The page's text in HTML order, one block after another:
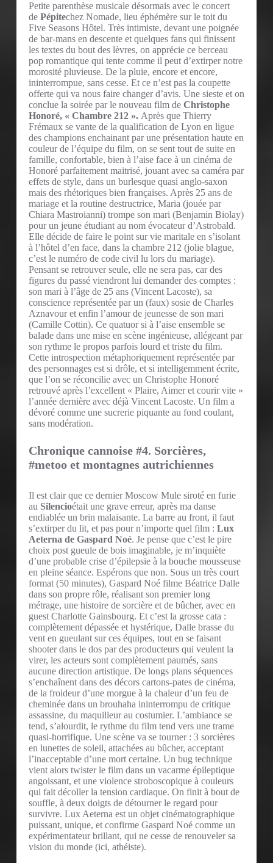
Petite parenthèse musicale désormais avec le concert
de Pépitechez Nomade, lieu éphémère sur le toit du
Five Seasons Hôtel. Très intimiste, devant une poignée
de bar-mans en descente et quelques fans qui finissent
les textes du bout des lèvres, on apprécie ce berceau
pop romantique qui tente comme il peut d’extirper notre
morosité pluvieuse. De la pluie, encore et encore,
ininterrompue, sans cesse. Et ce n’est pas la coupette
offerte qui va nous faire changer d’avis. Une sieste et on
conclue la soirée par le nouveau film de Christophe
Honoré, « Chambre 212 ». Après que Thierry
Frémaux se vante de la qualification de Lyon en ligue
des champions enchainant par une présentation haute en
couleur de l’équipe du film, on se sent tout de suite en
famille, confortable, bien à l’aise face à un cinéma de
Honoré parfaitement maitrisé, jouant avec sa caméra par
effets de style, dans un burlesque quasi anglo-saxon
mais des rhétoriques bien françaises. Après 25 ans de
mariage et la routine destructrice, Maria (jouée par
Chiara Mastroianni) trompe son mari (Benjamin Biolay)
pour un jeune étudiant au nom évocateur d’Astrobald.
Elle décide de faire le point sur vie maritale en s’isolant
à l’hôtel d’en face, dans la chambre 212 (jolie blague,
c’est le numéro de code civil lu lors du mariage).
Pensant se retrouver seule, elle ne sera pas, car des
figures du passé viendront lui demander des comptes :
son mari à l’âge de 25 ans (Vincent Lacoste), sa
conscience représentée par un (faux) sosie de Charles
Aznavour et enfin l’amour de jeunesse de son mari
(Camille Cottin). Ce quatuor si à l’aise ensemble se
balade dans une mise en scène ingénieuse, allégeant par
son rythme le propos parfois lourd et triste du film.
Cette introspection métaphoriquement représentée par
des personnages est si drôle, et si intelligemment écrite,
que l’on se réconcilie avec un Christophe Honoré
retrouvé après l’excellent « Plaire, Aimer et courir vite »
l’année dernière avec déjà Vincent Lacoste. Un film a
dévoré comme une sucrerie piquante au fond coulant,
sans modération.
Chronique cannoise #4. Sorcières,
#metoo et montagnes autrichiennes
Il est clair que ce dernier Moscow Mule siroté en furie
au Silencioétait une grave erreur, après ma danse
endiablée un brin malaisante. La barre au front, il faut
s’extirper du lit, et pas pour n’importe quel film : Lux
Aeterna de Gaspard Noé. Je pense que c’est le pire
choix post gueule de bois imaginable, je m’inquiète
d’une probable crise d’épilepsie à la bouche mousseuse
en pleine séance. Espérons que non. Sous un très court
format (50 minutes), Gaspard Noé filme Béatrice Dalle
dans son propre rôle, réalisant son premier long
métrage, une histoire de sorcière et de bûcher, avec en
guest Charlotte Gainsbourg. Et c’est la grosse cata :
complètement dépassée et hystérique, Dalle brasse du
vent en gueulant sur ces équipes, tout en se faisant
shooter dans le dos par des producteurs qui veulent la
virer, les acteurs sont complètement paumés, sans
aucune direction artistique. De longs plans séquences
s’enchaînent dans des décors cartons-pates de cinéma,
de la froideur d’une morgue à la chaleur d’un feu de
cheminée dans un brouhaha ininterrompu de critique
assassine, du maquilleur au costumier. L’ambiance se
tend, s’alourdit, le rythme du film tend vers une trame
quasi-horrifique. Une scène va se tourner : 3 sorcières
en lunettes de soleil, attachées au bûcher, acceptant
l’inacceptable d’une mort certaine. Un bug technique
vient alors twister le film dans un vacarme épileptique
angoissant, et une violence stroboscopique à couleurs
qui fait décoller la tension cardiaque. On finit à bout de
souffle, à deux doigts de détourner le regard pour
survivre. Lux Aeterna est un objet cinématographique
puissant, unique, et confirme Gaspard Noé comme un
expérimentateur brillant, qui ne cesse de renouveler sa
vision du monde (ici, athéiste).